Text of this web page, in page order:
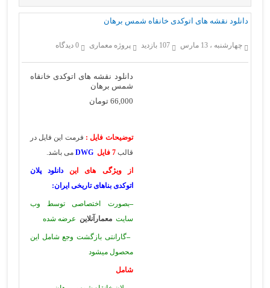
دانلود نقشه های اتوکدی خانقاه شمس برهان
چهارشنبه ، 13 مارس 107 بازدید پروژه معماری 0 دیدگاه
دانلود نقشه های اتوکدی خانقاه
شمس برهان
66,000 تومان
توضیحات فایل : فرمت این فایل در
قالب7 فایل DWG می باشد.
از ویژگی های ایندانلود پلان
اتوکدی بناهای تاریخی ایران:
–بصورت اختصاصی توسط وب
سایت معمارآنلاین عرضه شده
–گارانتی بازگشت وجع شامل این
محصول میشود
شامل